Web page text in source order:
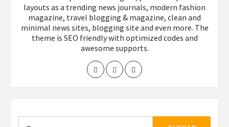
layouts as a trending news journals, modern fashion
magazine, travel blogging & magazine, clean and
minimal news sites, blogging site and even more. The
theme is SEO friendly with optimized codes and
awesome supports.